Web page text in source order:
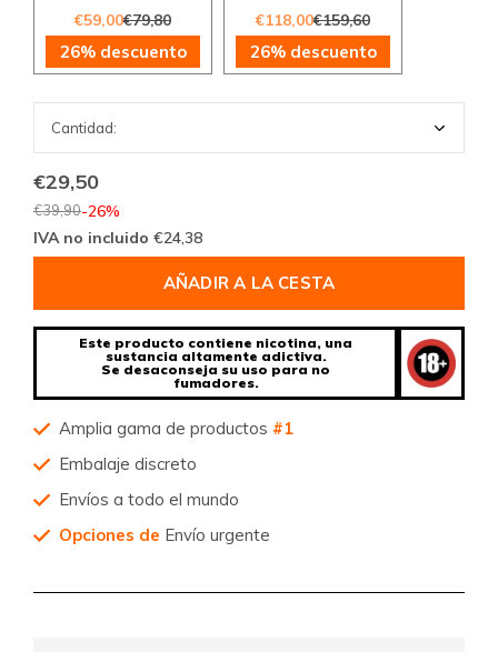
€59,00€79,80
26% descuento
€118,00€159,60
26% descuento
€29,50
€39,90-26%
IVA no incluido €24,38
AÑADIR A LA CESTA
Este producto contiene nicotina, una
sustancia altamente adictiva.
Se desaconseja su uso para no
fumadores.
Amplia gama de productos #1
Embalaje discreto
Envíos a todo el mundo
Opciones de Envío urgente